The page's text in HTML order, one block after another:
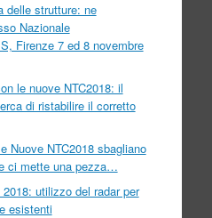
delle strutture: ne
Nazionale
Firenze 7 ed 8 novembre
le nuove NTC2018: il
di ristabilire il corretto
Nuove NTC2018 sbagliano
ci mette una pezza…
utilizzo del radar per
esistenti